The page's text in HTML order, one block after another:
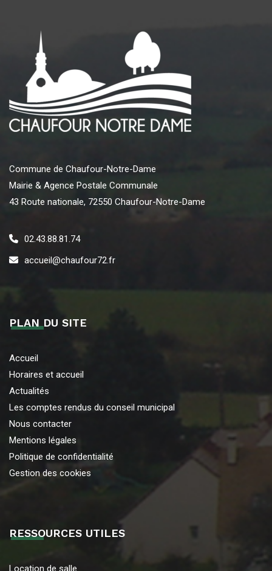
Commune de Chaufour-Notre-Dame
Mairie & Agence Postale Communale
43 Route nationale, 72550 Chaufour-Notre-Dame
02.43.88.81.74
accueil@chaufour72.fr
PLAN DU SITE
Accueil
Horaires et accueil
Actualités
Les comptes rendus du conseil municipal
Nous contacter
Mentions légales
Politique de confidentialité
Gestion des cookies
RESSOURCES UTILES
Location de salle